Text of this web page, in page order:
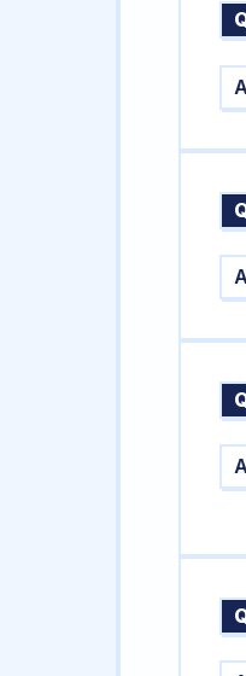
A
A
A